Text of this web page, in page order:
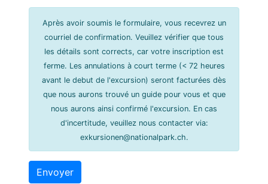
Après avoir soumis le formulaire, vous recevrez un
courriel de confirmation. Veuillez vérifier que tous
les détails sont corrects, car votre inscription est
ferme. Les annulations à court terme (< 72 heures
avant le debut de l'excursion) seront facturées dès
que nous aurons trouvé un guide pour vous et que
nous aurons ainsi confirmé l'excursion. En cas
d'incertitude, veuillez nous contacter via:
exkursionen@nationalpark.ch.
Envoyer